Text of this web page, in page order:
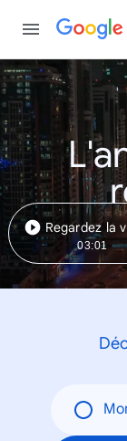
Regardez la
03:01